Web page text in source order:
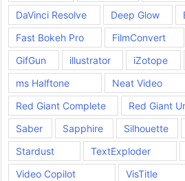
DaVinci Resolve
Deep Glow
Fast Bokeh Pro
FilmConvert
GifGun
illustrator iZotope
ms Halftone
Neat Video
Red Giant Complete
Red Giant
Saber
Sapphire Silhouette
Stardust
TextExploder
Video Copilot
VisTitle